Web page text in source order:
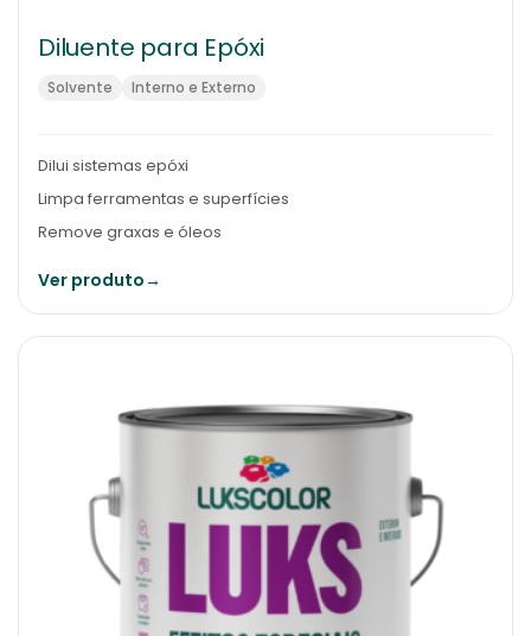
Diluente para Epóxi
Solvente Interno e Externo
Dilui sistemas epóxi
Limpa ferramentas e superfícies
Remove graxas e óleos
Ver produto→